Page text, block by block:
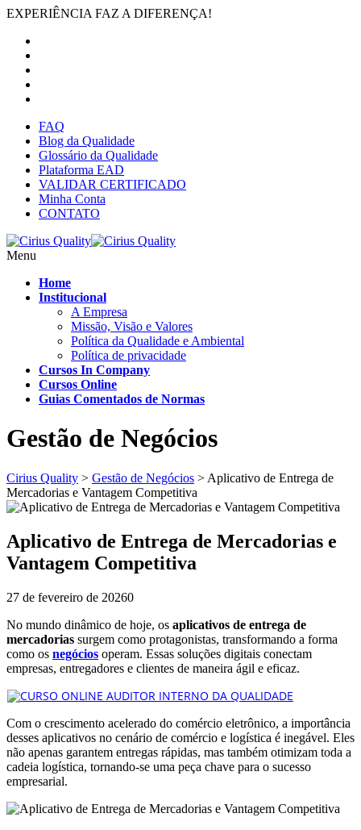
EXPERIÊNCIA FAZ A DIFERENÇA!
FAQ
Blog da Qualidade
Glossário da Qualidade
Plataforma EAD
VALIDAR CERTIFICADO
Minha Conta
CONTATO
Menu
Home
Institucional
A Empresa
Missão, Visão e Valores
Política da Qualidade e Ambiental
Política de privacidade
Cursos In Company
Cursos Online
Guias Comentados de Normas
Gestão de Negócios
Cirius Quality > Gestão de Negócios > Aplicativo de Entrega de
Mercadorias e Vantagem Competitiva
Aplicativo de Entrega de Mercadorias e
Vantagem Competitiva
27 de fevereiro de 20260
No mundo dinâmico de hoje, os aplicativos de entrega de
mercadorias surgem como protagonistas, transformando a forma
como os negócios operam. Essas soluções digitais conectam
empresas, entregadores e clientes de maneira ágil e eficaz.
Com o crescimento acelerado do comércio eletrônico, a importância
desses aplicativos no cenário de comércio e logística é inegável. Eles
não apenas garantem entregas rápidas, mas também otimizam toda a
cadeia logística, tornando-se uma peça chave para o sucesso
empresarial.